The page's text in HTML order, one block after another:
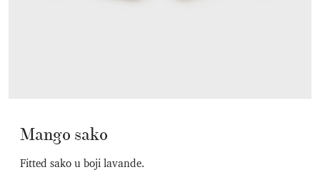
Mango sako
Fitted sako u boji lavande.